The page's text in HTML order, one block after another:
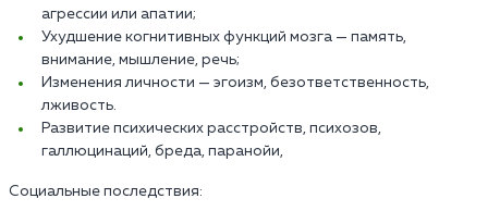
агрессии или апатии;
Ухудшение когнитивных функций мозга — память,
внимание, мышление, речь;
Изменения личности — эгоизм, безответственность,
лживость.
Развитие психических расстройств, психозов,
галлюцинаций, бреда, паранойи,
Социальные последствия: